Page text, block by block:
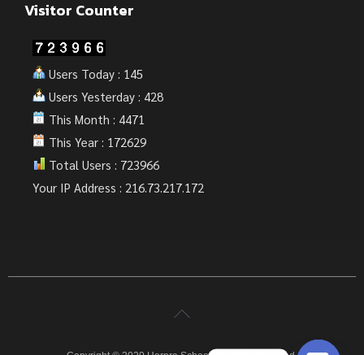
Visitor Counter
Users Today : 145
Users Yesterday : 428
This Month : 4471
This Year : 172629
Total Users : 723966
Your IP Address : 216.73.217.172